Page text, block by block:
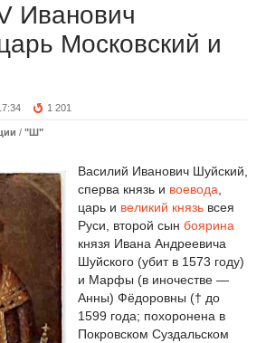
Иванович
Московский и
1 201
/ "Ш"
Василий Иванович Шуйский,
сперва князь и воевода
царь и великий князь всея
Руси, второй сын боярина
князя Ивана Андреевича
Шуйского (убит в 1573 году)
и Марфы (в иночестве —
Анны) Фёдоровны († до
1599 года; похоронена в
Покровском Суздальском